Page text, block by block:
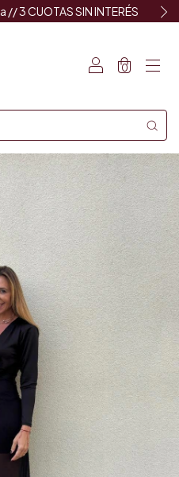
3 CUOTAS SIN INTERÉS
0